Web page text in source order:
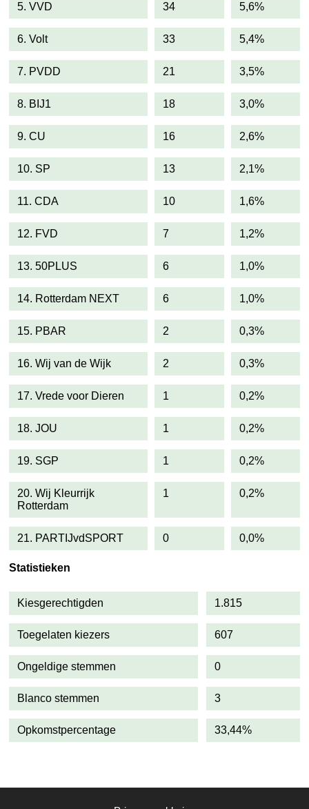
5. VVD 34 5,6%
6. Volt 33 5,4%
7. PVDD 21 3,5%
8. BIJ1 18 3,0%
9. CU 16 2,6%
10. SP 13 2,1%
11. CDA 10 1,6%
12. FVD 7 1,2%
13. 50PLUS 6 1,0%
14. Rotterdam NEXT 6 1,0%
15. PBAR 2 0,3%
16. Wij van de Wijk 2 0,3%
17. Vrede voor Dieren 1 0,2%
18. JOU 1 0,2%
19. SGP 1 0,2%
20. Wij Kleurrijk
Rotterdam
1 0,2%
21. PARTIJvdSPORT 0 0,0%
Statistieken
Kiesgerechtigden 1.815
Toegelaten kiezers 607
Ongeldige stemmen 0
Blanco stemmen 3
Opkomstpercentage 33,44%